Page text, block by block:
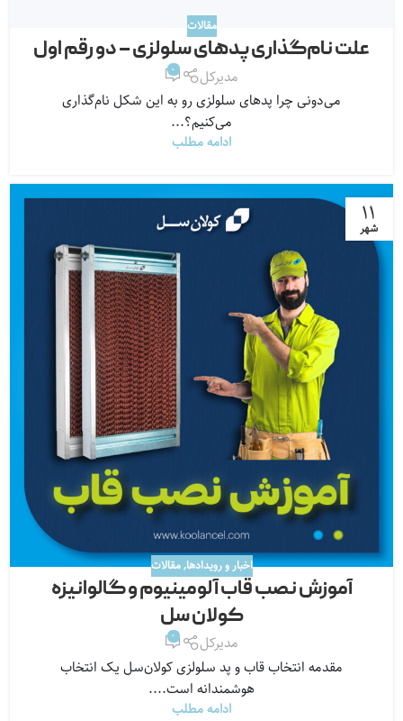
مقالات
علت نام‌گذاری پدهای سلولزی – دو رقم اول
مدیرکل 0
می‌دونی چرا پدهای سلولزی رو به این شکل نام‌گذاری
می‌کنیم؟...
ادامه مطلب
۱۱
شهر
اخبار و رویدادها,مقالات
آموزش نصب قاب آلومینیوم و گالوانیزه
کولان سل
مدیرکل 0
مقدمه انتخاب قاب و پد سلولزی کولان‌سل یک انتخاب
هوشمندانه است....
ادامه مطلب